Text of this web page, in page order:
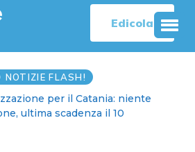
Edicola
NOTIZIE FLASH!
Sistemi Salerno: sei guasti in un
mese